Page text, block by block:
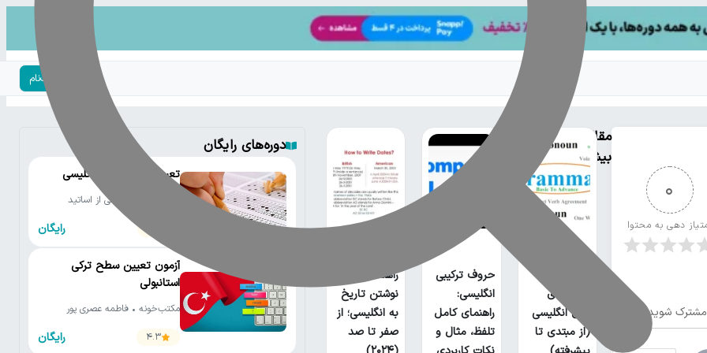
ورود | ثبت‌نام
0
دهی به محتوا
مشترک شوید
مقالات
بیشتر
گرامر های
زبان انگلیسی
(از مبتدی تا
حروف ترکیبی
انگلیسی:
راهنمای کامل
تلفظ، مثال و
راهنمای جامع
نوشتن تاریخ
به انگلیسی؛ از
صفر تا صد
دوره‌های رایگان
تعیین سطح زبان انگلیسی
مکتب‌خونه • جمعی از اساتید
رایگان
آزمون تعیین سطح ترکی
استانبولی
مکتب‌خونه • فاطمه عصری پور
4.3
رایگان